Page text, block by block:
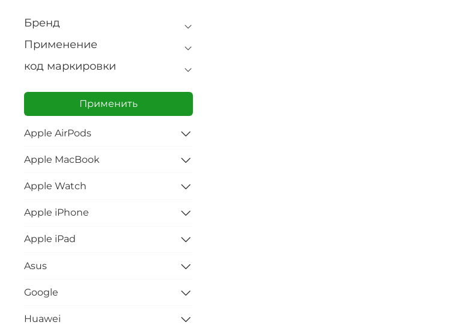
Бренд
Применение
код маркировки
Применить
Apple AirPods
Apple MacBook
Apple Watch
Apple iPhone
Apple iPad
Asus
Google
Huawei